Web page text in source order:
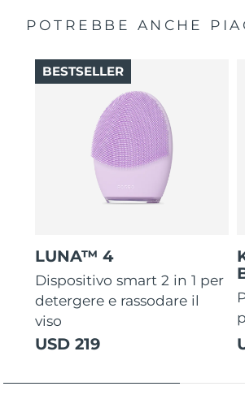
POTREBBE ANCHE
LUNA™ 4
Dispositivo smart 2 in 1 per
detergere e rassodare il
viso
USD 219
BESTSELLER